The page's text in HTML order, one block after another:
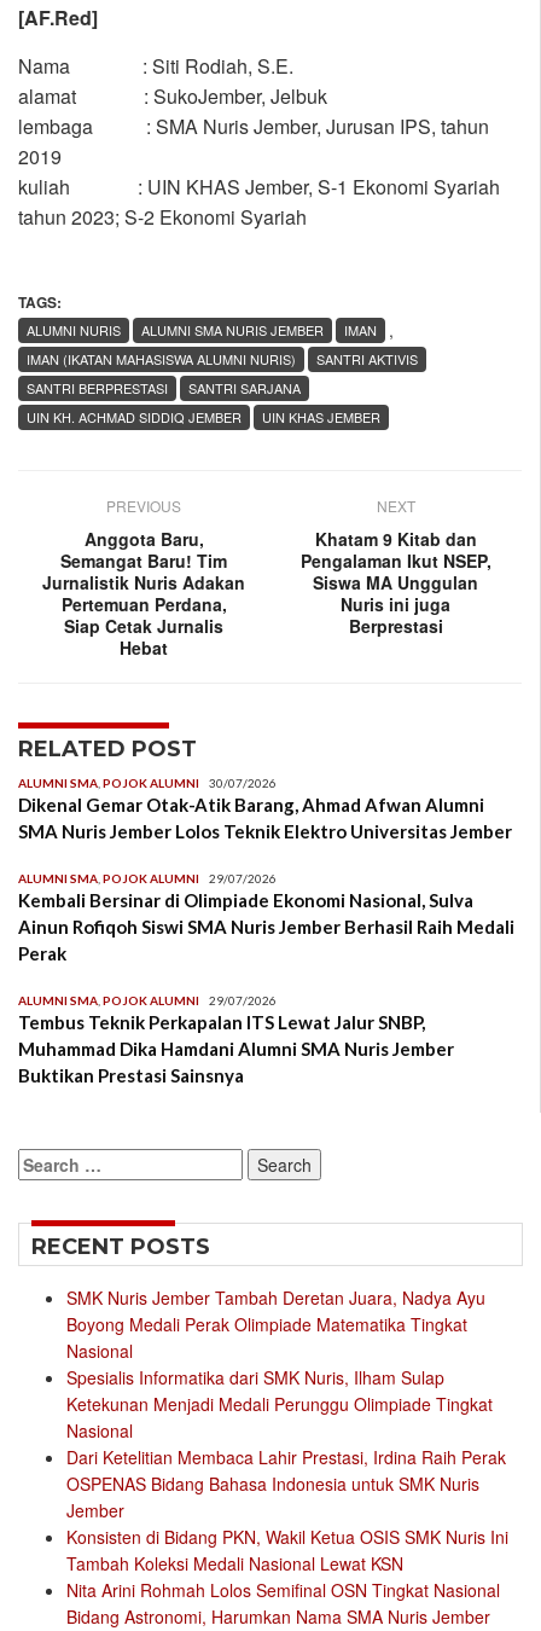
[AF.Red]
Nama : Siti Rodiah, S.E.
alamat : SukoJember, Jelbuk
lembaga : SMA Nuris Jember, Jurusan IPS, tahun
2019
kuliah : UIN KHAS Jember, S-1 Ekonomi Syariah
tahun 2023; S-2 Ekonomi Syariah
TAGS:
,
ALUMNI NURIS ALUMNI SMA NURIS JEMBER
IMAN
IMAN (IKATAN MAHASISWA ALUMNI NURIS)
SANTRI AKTIVIS
SANTRI BERPRESTASI
SANTRI SARJANA
UIN KH. ACHMAD SIDDIQ JEMBER
UIN KHAS JEMBER
PREVIOUS
Anggota Baru,
Semangat Baru! Tim
Jurnalistik Nuris Adakan
Pertemuan Perdana,
Siap Cetak Jurnalis
Hebat
NEXT
Khatam 9 Kitab dan
Pengalaman Ikut NSEP,
Siswa MA Unggulan
Nuris ini juga
Berprestasi
RELATED POST
ALUMNI SMA POJOK ALUMNI 30/07/2026
Dikenal Gemar Otak-Atik Barang, Ahmad Afwan Alumni
SMA Nuris Jember Lolos Teknik Elektro Universitas Jember
ALUMNI SMA POJOK ALUMNI 29/07/2026
Kembali Bersinar di Olimpiade Ekonomi Nasional, Sulva
Ainun Rofiqoh Siswi SMA Nuris Jember Berhasil Raih Medali
Perak
ALUMNI SMA POJOK ALUMNI 29/07/2026
Tembus Teknik Perkapalan ITS Lewat Jalur SNBP,
Muhammad Dika Hamdani Alumni SMA Nuris Jember
Buktikan Prestasi Sainsnya
Search
for:
RECENT POSTS
SMK Nuris Jember Tambah Deretan Juara, Nadya Ayu
Boyong Medali Perak Olimpiade Matematika Tingkat
Nasional
Spesialis Informatika dari SMK Nuris, Ilham Sulap
Ketekunan Menjadi Medali Perunggu Olimpiade Tingkat
Nasional
Dari Ketelitian Membaca Lahir Prestasi, Irdina Raih Perak
OSPENAS Bidang Bahasa Indonesia untuk SMK Nuris
Jember
Konsisten di Bidang PKN, Wakil Ketua OSIS SMK Nuris Ini
Tambah Koleksi Medali Nasional Lewat KSN
Nita Arini Rohmah Lolos Semifinal OSN Tingkat Nasional
Bidang Astronomi, Harumkan Nama SMA Nuris Jember